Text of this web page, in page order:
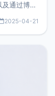
通过博客
我介绍大
2025-04-21